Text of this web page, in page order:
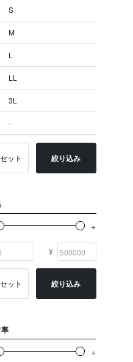
ゴールド系
その他
イニシャル
OTHERS
S
M
L
LL
3L
-
ット 絞り込み
¥
ット 絞り込み